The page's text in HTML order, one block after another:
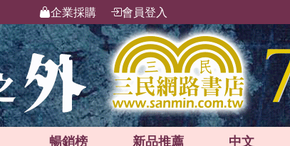
企業採購 會員登入
暢銷榜 新品推薦 中文